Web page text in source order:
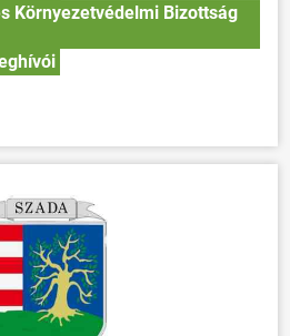
Környezetvédelmi Bizottság